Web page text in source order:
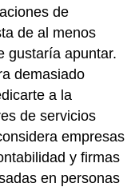
de
de al menos
gustaría apuntar.
demasiado
a la
de servicios
empresas
y firmas
en personas